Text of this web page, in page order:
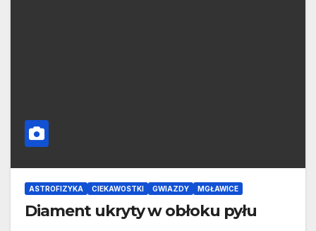
ASTROFIZYKA CIEKAWOSTKI GWIAZDY MGŁAWICE
Diament ukryty w obłoku pyłu